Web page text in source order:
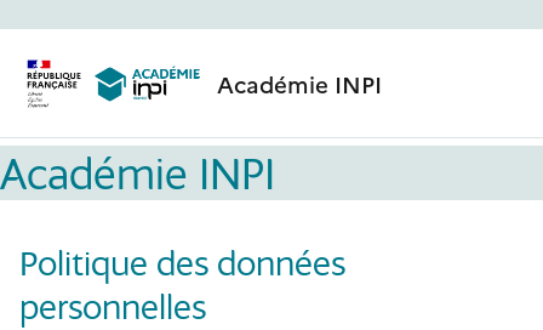
Académie INPI
Académie INPI
Politique des données
personnelles